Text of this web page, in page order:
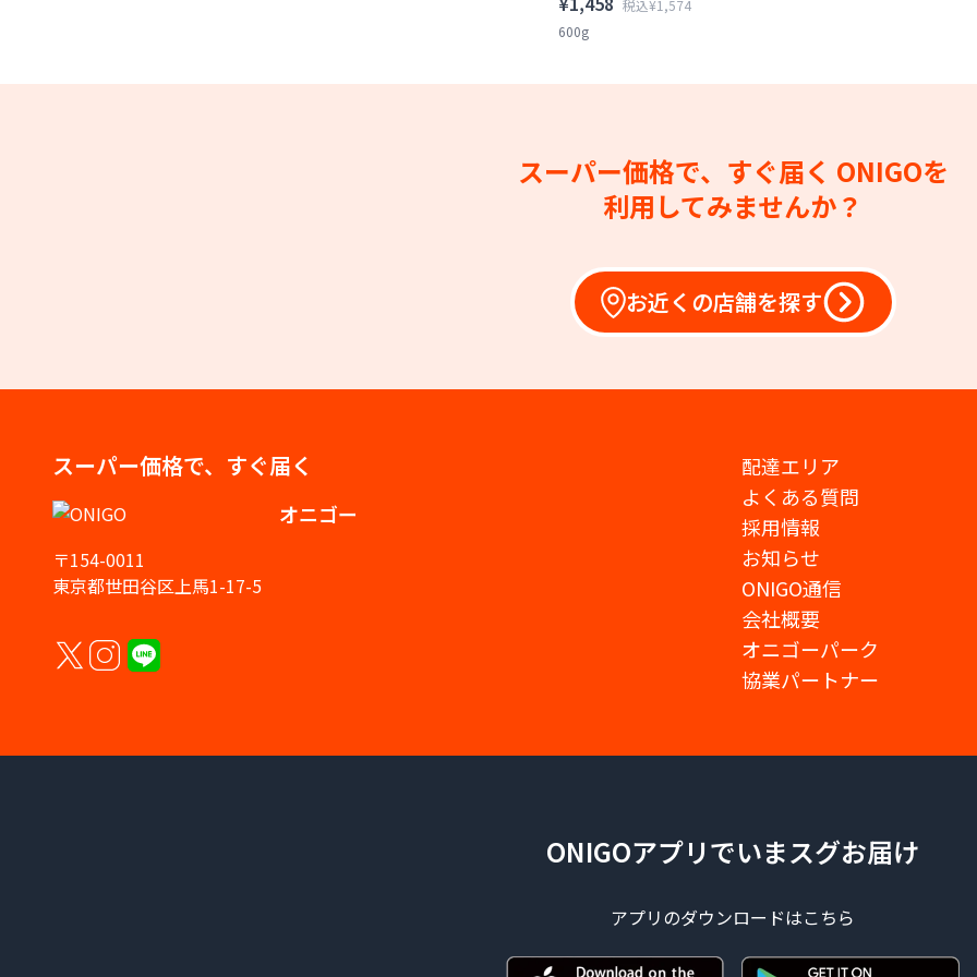
税込¥1,574
600g
スーパー価格で、すぐ届く ONIGOを
利用してみませんか？
お近くの店舗を探す
スーパー価格で、すぐ届く
オニゴー
〒154-0011
東京都世田谷区上馬1-17-5
配達エリア
よくある質問
採用情報
お知らせ
ONIGO通信
会社概要
オニゴーパーク
協業パートナー
ONIGOアプリでいまスグお届け
アプリのダウンロードはこちら